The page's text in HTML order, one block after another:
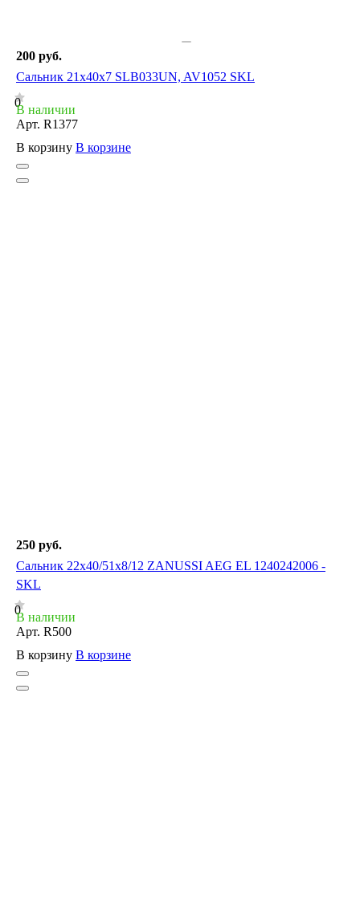
200 руб.
Сальник 21x40x7 SLB033UN, AV1052 SKL
0
В наличии
Арт. R1377
В корзину В корзине
250 руб.
Сальник 22x40/51x8/12 ZANUSSI AEG EL 1240242006 -
SKL
0
В наличии
Арт. R500
В корзину В корзине